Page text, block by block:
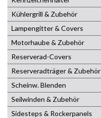
Kühlergrill & Zubehör
Lampengitter & Covers
Motorhaube & Zubehör
Reserverad-Covers
Reserveradträger & Zubehör
Scheinw. Blenden
Seilwinden & Zubehör
Sidesteps & Rockerpanels